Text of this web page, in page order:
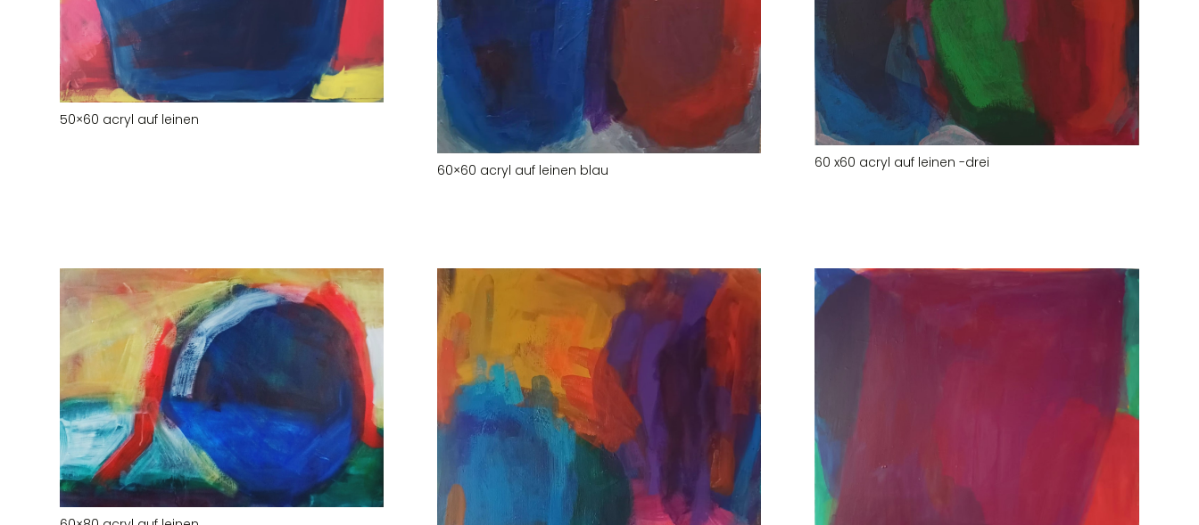
50×60 acryl auf leinen
60×60 acryl auf leinen blau 60 x60 acryl auf leinen -drei